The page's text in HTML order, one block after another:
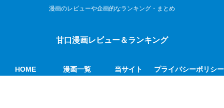
漫画のレビューや企画的なランキング・まとめ
甘口漫画レビュー＆ランキング
HOME 漫画一覧 当サイト プライバシーポリシー